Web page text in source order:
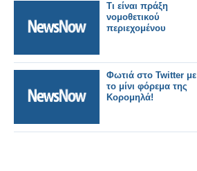
Τι είναι πράξη
νομοθετικού
περιεχομένου
Φωτιά στο Twitter με
το μίνι φόρεμα της
Κορομηλά!